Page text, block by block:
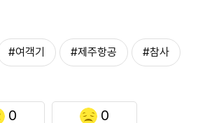
#여객기 #제주항공 #참사
0 0